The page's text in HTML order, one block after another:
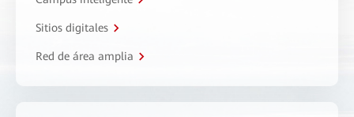
Sitios digitales
Red de área amplia